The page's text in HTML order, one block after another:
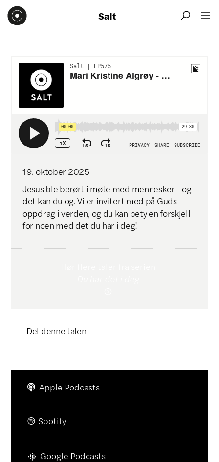
Salt  
19. oktober 2025
Jesus ble berørt i møte med mennesker - og
det kan du og. Vi er invitert med på Guds
oppdrag i verden, og du kan bety en forskjell
for noen med det du har i deg!
Del denne talen
 Apple Podcasts
 Spotify
Google Podcasts